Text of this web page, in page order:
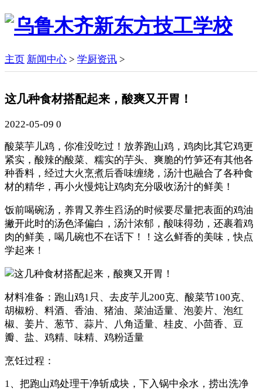
主页 新闻中心 > 学厨资讯 >
这几种食材搭配起来，酸爽又开胃！
2022-05-09 0
酸菜芋儿鸡，你准没吃过！放养跑山鸡，鸡肉比其它鸡更
紧实，酸辣的酸菜、糯实的芋头、爽脆的竹笋还有其他各
种香料，经过大火烹煮后香味缠绕，汤汁也融合了各种食
材的精华，再小火慢炖让鸡肉充分吸收汤汁的鲜美！
饭前喝碗汤，养胃又养生舀汤的时候要尽量把表面的鸡油
撇开此时的汤色泽偏白，汤汁浓郁，酸味得劲，还裹着鸡
肉的鲜美，喝几碗也不在话下！！这么鲜香的美味，快点
学起来！
材料准备：跑山鸡1只、去皮芋儿200克、酸菜节100克、
胡椒粉、料酒、香油、猪油、菜油适量、泡姜片、泡红
椒、姜片、葱节、蒜片、八角适量、桂皮、小茴香、豆
瓣、盐、鸡精、味精、鸡粉适量
烹饪过程：
1、把跑山鸡处理干净斩成块，下入锅中汆水，捞出洗净